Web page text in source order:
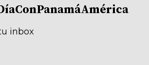
inbox